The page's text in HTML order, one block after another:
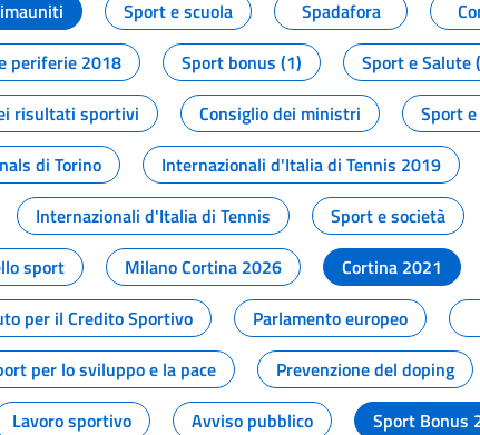
Sport e scuola Spadafora
periferie 2018 Sport bonus (1) Sport e Salute
risultati sportivi
Consiglio dei ministri Sport
di Torino Internazionali d'Italia di Tennis 2019
Internazionali d'Italia di Tennis Sport e società
sport Milano Cortina 2026 Cortina 2021
per il Credito Sportivo Parlamento europeo
per lo sviluppo e la pace
Prevenzione del doping
Lavoro sportivo Avviso pubblico Sport Bonus